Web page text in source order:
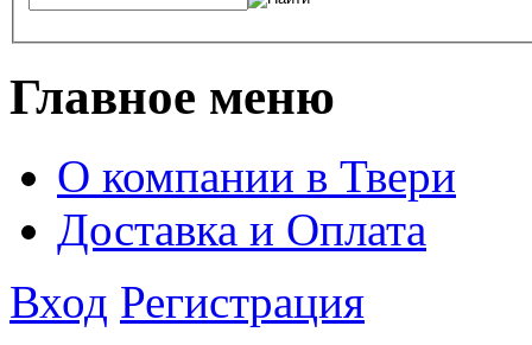
Главное меню
О компании в Твери
Доставка и Оплата
Вход Регистрация